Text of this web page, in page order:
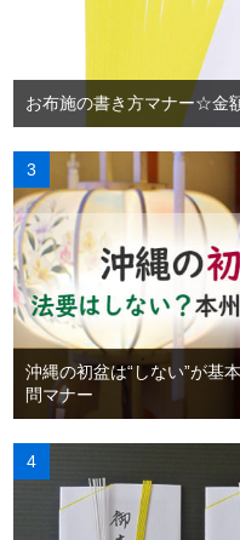
お布施の書き方マナー☆金
沖縄の初盆は“しない”が基
問マナー